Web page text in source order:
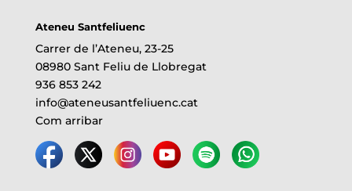
Ateneu Santfeliuenc
Carrer de l’Ateneu, 23-25
08980 Sant Feliu de Llobregat
936 853 242
info@ateneusantfeliuenc.cat
Com arribar